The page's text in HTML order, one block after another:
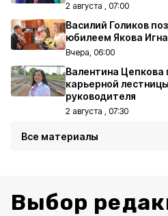
2 августа , 07:00
Василий Голиков
юбилеем Якова
Вчера, 06:00
Валентина Цепкова
карьерной
руководителя
2 августа , 07:30
Все материалы
Выбор